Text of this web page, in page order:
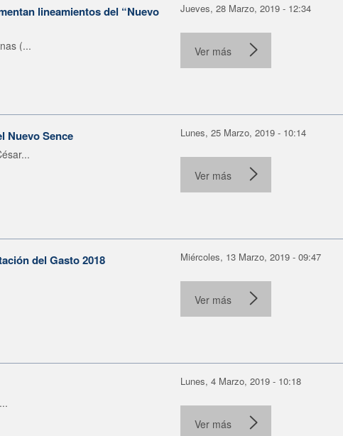
lineamientos del “Nuevo
(...
Jueves, 28 Marzo, 2019 - 12:34
Ver más
Nuevo Sence Lunes, 25 Marzo, 2019 - 10:14
Ver más
del Gasto 2018 Miércoles, 13 Marzo, 2019 - 09:47
Ver más
Lunes, 4 Marzo, 2019 - 10:18
Ver más